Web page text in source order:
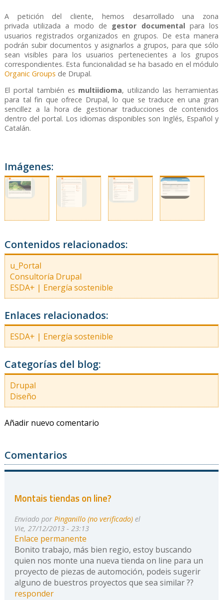
A petición del cliente, hemos desarrollado una zona
privadautilizada a modo de gestor documental para los
usuarios registrados organizados en grupos. De esta manera
podrán subir documentos y asignarlos a grupos, para que sólo
sean visibles para los usuarios pertenecientes a los grupos
correspondientes. Esta funcionalidad se ha basado en el módulo
Organic Groups de Drupal.
El portal también es multiidioma, utilizando las herramientas
para tal fin que ofrece Drupal, lo que se traduce en una gran
sencillez a la hora de gestionar traducciones de contenidos
dentro del portal. Los idiomas disponibles son Inglés, Español y
Catalán.
Imágenes:
Contenidos relacionados:
u_Portal
Consultoría Drupal
ESDA+ | Energía sostenible
Enlaces relacionados:
ESDA+ | Energía sostenible
Categorías del blog:
Drupal
Diseño
Añadir nuevo comentario
Comentarios
Montais tiendas on line?
Enviado por Pinganillo (no verificado)el
Vie, 27/12/2013 - 23:13
Enlace permanente
Bonito trabajo, más bien regio, estoy buscando
quien nos monte una nueva tienda on line para un
proyecto de piezas de automoción, podeis sugerir
alguno de buestros proyectos que sea similar ??
responder